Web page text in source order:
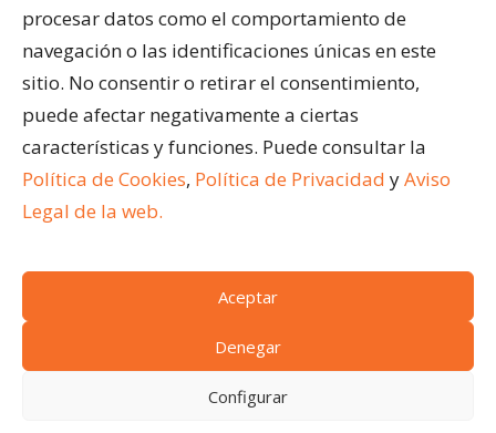
procesar datos como el comportamiento de
navegación o las identificaciones únicas en este
sitio. No consentir o retirar el consentimiento,
puede afectar negativamente a ciertas
características y funciones. Puede consultar la
Política de Cookies, Política de Privacidad yAviso
Legal de la web.
Aceptar
Denegar
Configurar
Horeca
¿Qué son los cerramientos abatibles para
terrazas?
Ventajas de acristalar la terraza de un restaurante
Cómo limpiar una pérgola bioclimática
Todos los derechos reservados
Política de cookies|Acceso a cookies|Política de
privacidad